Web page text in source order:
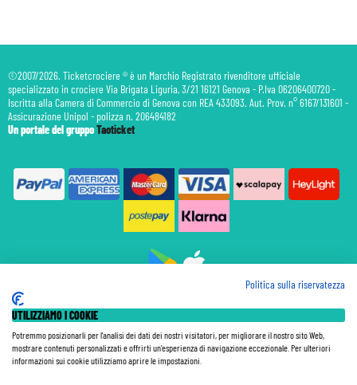
©2007/2026. Ticketcrociere ® è un Marchio Registrato rivenditore ufficiale
specializzato in crociere Via Brigata Liguria, 3/21 16121 Genova - P.Iva 06206400720 -
Iscritta alla Camera di Commercio di Genova con REA 433093. Aut. Prov. n° 6167/131601 -
Assicurazione Unipol - polizza n. 206484182
Un portale del gruppoTaoticket
Assicurazione
Le Tariffe pubblicate si intendono per persona (p.p.) con Tasse e Diritti Portuali inclusi. Le quote di
Politica sulla riservatezza
UTILIZZIAMO I COOKIE
Potremmo posizionarli per l'analisi dei dati dei nostri visitatori, per migliorare il nostro sito Web,
mostrare contenuti personalizzati e offrirti un'esperienza di navigazione eccezionale. Per ulteriori
informazioni sui cookie utilizziamo aprire le impostazioni.